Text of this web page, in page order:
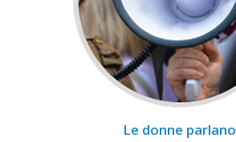
Le donne parlano